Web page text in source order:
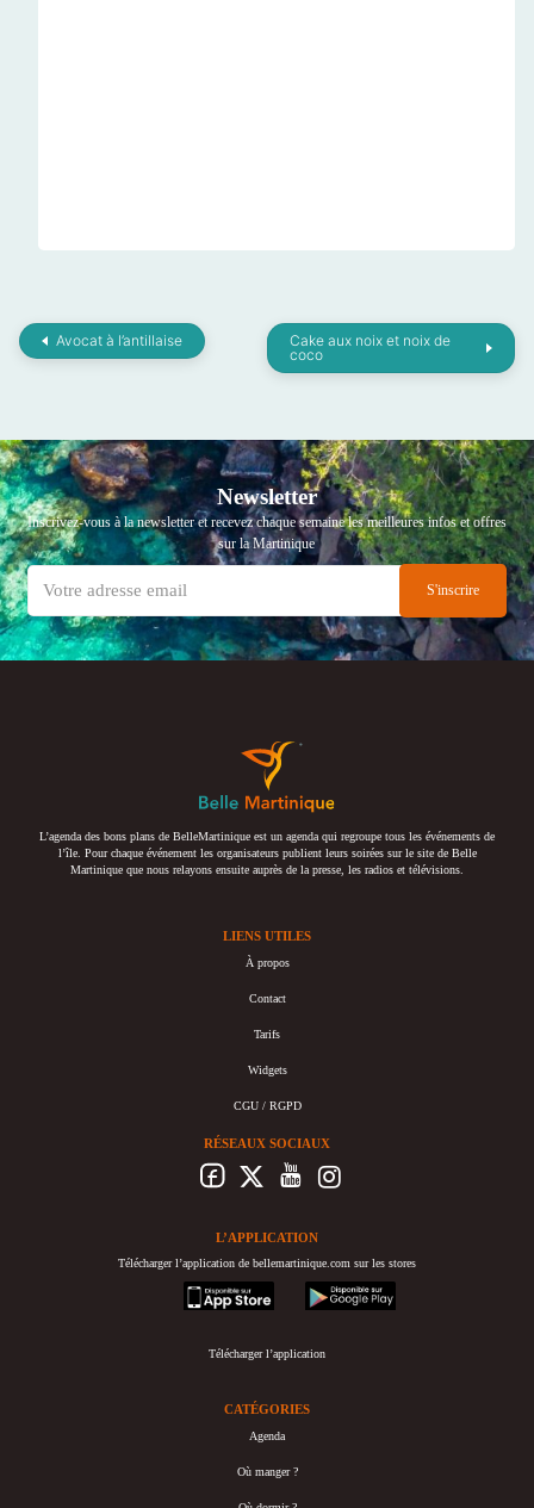
Avocat à l’antillaise
Cake aux noix et noix de
coco
Newsletter
Inscrivez-vous à la newsletter et recevez chaque semaine les meilleures infos et offres
sur la Martinique
L’agenda des bons plans de BelleMartinique est un agenda qui regroupe tous les événements de
l’île. Pour chaque événement les organisateurs publient leurs soirées sur le site de Belle
Martinique que nous relayons ensuite auprès de la presse, les radios et télévisions.
LIENS UTILES
À propos
Contact
Tarifs
Widgets
CGU / RGPD
RÉSEAUX SOCIAUX
L’APPLICATION
Télécharger l’application de bellemartinique.com sur les stores
appstore
googleplay
Télécharger l’application
CATÉGORIES
Agenda
Où manger ?